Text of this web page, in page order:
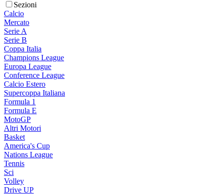
Sezioni
Calcio
Mercato
Serie A
Serie B
Coppa Italia
Champions League
Europa League
Conference League
Calcio Estero
Supercoppa Italiana
Formula 1
Formula E
MotoGP
Altri Motori
Basket
America's Cup
Nations League
Tennis
Sci
Volley
Drive UP